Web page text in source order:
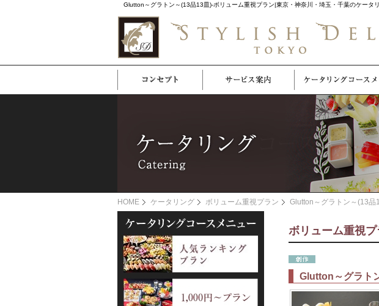
Glutton～グラトン～(13品13皿)-ボリューム重視プラン|東京・神奈川・埼玉・千葉のケータ
HOME ケータリング ボリューム重視プラン Glutton～グラトン～(13品
ボリューム重視プ
Glutton～グラト